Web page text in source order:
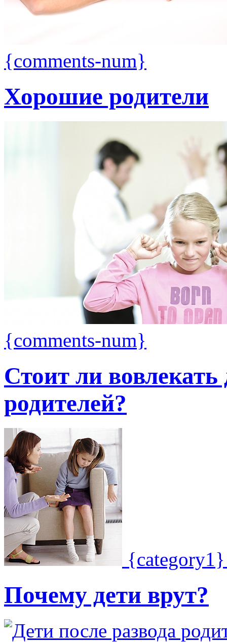
{comments-num}
Хорошие родители
{comments-num}
Стоит ли
родителей?
Почему дети врут?